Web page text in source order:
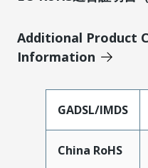
Additional Product
Information
GADSL/IMDS
China RoHS